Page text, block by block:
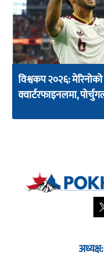
विश्वकप २०२६:
क्वार्टरफाइनलमा,
अध्यक्ष: